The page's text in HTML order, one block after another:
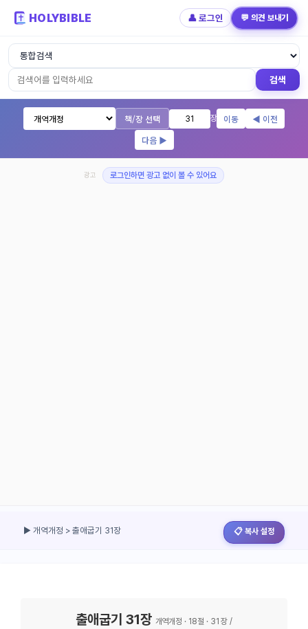
HOLYBIBLE 👤 로그인 💬 의견 보내기
성경읽기 - 개역개정 개역한글 NIV KJV
검색
책/장 선택 장 이동
◀ 이전
다음 ▶
광고 로그인하면 광고 없이 볼 수 있어요
▶ 개역개정 > 출애굽기 31장 📋 복사 설정
출애굽기 31장 개역개정 · 18절 · 31 장 /